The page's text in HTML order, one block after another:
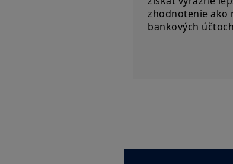
zhodnotenie ako
bankových